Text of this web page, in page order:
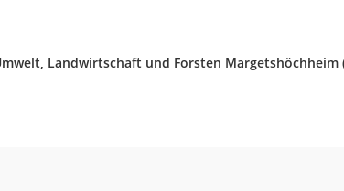
Landwirtschaft und Forsten Margetshöchheim